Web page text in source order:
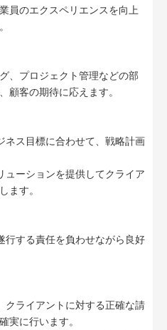
員のエクスペリエンスを向上
、プロジェクト管理などの部
顧客の期待に応えます。
ネス目標に合わせて、戦略計画
ューションを提供してクライア
ます。
行する責任を負わせながら良好
クライアントに対する正確な請
実に行います。